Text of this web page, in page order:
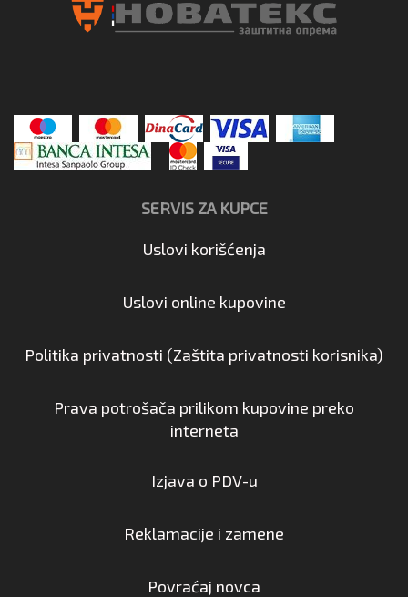
SERVIS ZA KUPCE
Uslovi korišćenja
Uslovi online kupovine
Politika privatnosti (Zaštita privatnosti korisnika)
Prava potrošača prilikom kupovine preko
interneta
Izjava o PDV-u
Reklamacije i zamene
Povraćaj novca